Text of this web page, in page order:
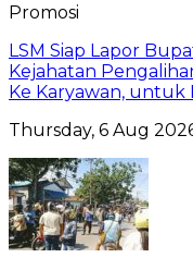
Promosi
LSM Siap Lapor
Kejahatan
Ke Karyawan, untuk
Thursday, 6 Aug